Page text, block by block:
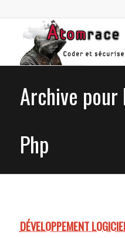
Archive
Php
DÉVELOPPEMENT